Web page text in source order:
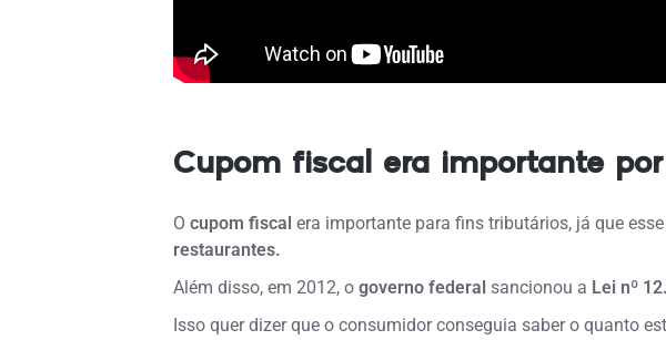
Cupom fiscal era importante por
O cupom fiscal era importante para fins tributários, já que
restaurantes.
Além disso, em 2012, o governo federal sancionou a Lei nº
Isso quer dizer que o consumidor conseguia saber o quanto